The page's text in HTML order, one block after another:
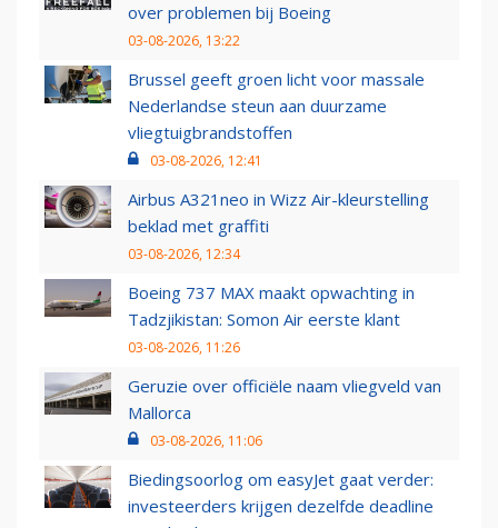
over problemen bij Boeing
03-08-2026, 13:22
Brussel geeft groen licht voor massale
Nederlandse steun aan duurzame
vliegtuigbrandstoffen
03-08-2026, 12:41
Airbus A321neo in Wizz Air-kleurstelling
beklad met graffiti
03-08-2026, 12:34
Boeing 737 MAX maakt opwachting in
Tadzjikistan: Somon Air eerste klant
03-08-2026, 11:26
Geruzie over officiële naam vliegveld van
Mallorca
03-08-2026, 11:06
Biedingsoorlog om easyJet gaat verder:
investeerders krijgen dezelfde deadline